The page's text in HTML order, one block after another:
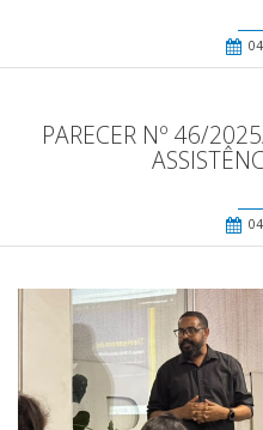
PARECER Nº 46/